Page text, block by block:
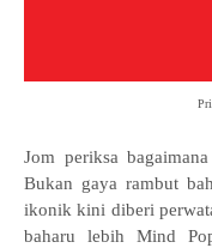
Jom periksa
Bukan gaya rambut
ikonik kini diberi
baharu lebih Mind